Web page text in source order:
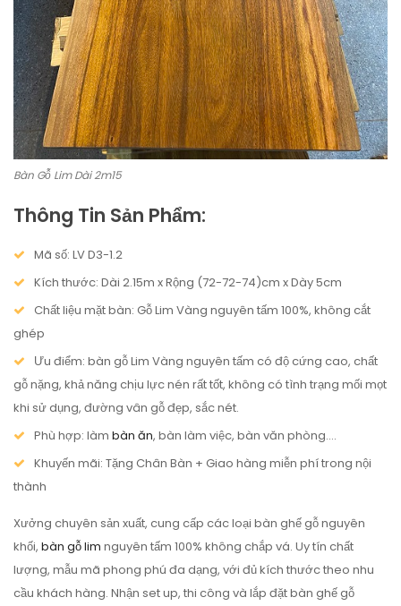
Bàn Gỗ Lim Dài 2m15
Thông Tin Sản Phẩm:
Mã số: LV D3-1.2
Kích thước: Dài 2.15m x Rộng (72-72-74)cm x Dày 5cm
Chất liệu mặt bàn: Gỗ Lim Vàng nguyên tấm 100%, không cắt
ghép
Ưu điểm: bàn gỗ Lim Vàng nguyên tấm có độ cứng cao, chất
gỗ nặng, khả năng chịu lực nén rất tốt, không có tình trạng mối mọt
khi sử dụng, đường vân gỗ đẹp, sắc nét.
Phù hợp: làm bàn ăn, bàn làm việc, bàn văn phòng….
Khuyến mãi: Tặng Chân Bàn + Giao hàng miễn phí trong nội
thành
Xưởng chuyên sản xuất, cung cấp các loại bàn ghế gỗ nguyên
khối, bàn gỗ lim nguyên tấm 100% không chắp vá. Uy tín chất
lượng, mẫu mã phong phú đa dạng, với đủ kích thước theo nhu
cầu khách hàng. Nhận set up, thi công và lắp đặt bàn ghế gỗ